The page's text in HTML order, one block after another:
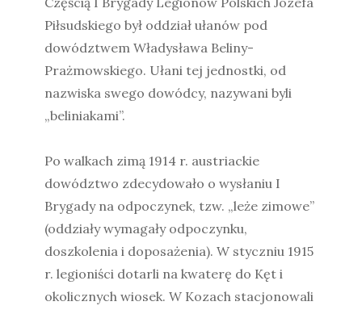
Piłsudskiego był oddział ułanów pod
dowództwem Władysława Beliny-
Prażmowskiego. Ułani tej jednostki, od
nazwiska swego dowódcy, nazywani byli
„beliniakami”.
Po walkach zimą 1914 r. austriackie
dowództwo zdecydowało o wysłaniu I
Brygady na odpoczynek, tzw. „leże zimowe”
(oddziały wymagały odpoczynku,
doszkolenia i doposażenia). W styczniu 1915
r. legioniści dotarli na kwaterę do Kęt i
okolicznych wiosek. W Kozach stacjonowali